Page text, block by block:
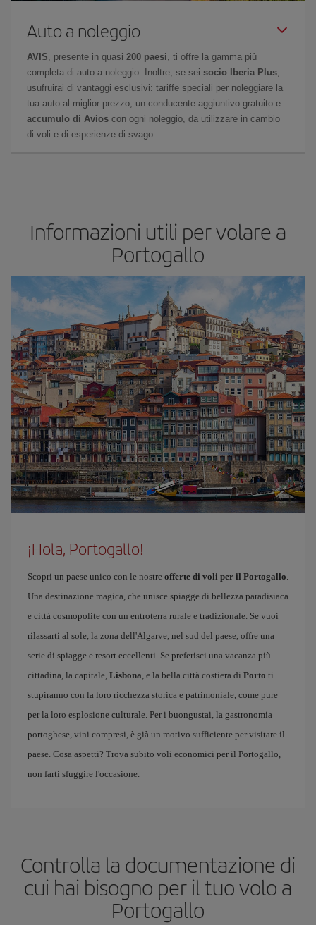
Auto a noleggio
AVIS , presente in quasi 200 paesi , ti offre la gamma più
completa di auto a noleggio. Inoltre, se sei socio Iberia Plus
usufruirai di vantaggi esclusivi: tariffe speciali per noleggiare la
tua auto al miglior prezzo, un conducente aggiuntivo gratuito e
accumulo di Avios con ogni noleggio, da utilizzare in cambio
di voli e di esperienze di svago.
Informazioni utili per volare a
Portogallo
¡Hola, Portogallo!
Scopri un paese unico con le nostre offerte di voli per il Portogallo
Una destinazione magica, che unisce spiagge di bellezza paradisiaca
e città cosmopolite con un entroterra rurale e tradizionale. Se vuoi
rilassarti al sole, la zona dell'Algarve, nel sud del paese, offre una
serie di spiagge e resort eccellenti. Se preferisci una vacanza più
cittadina, la capitale, Lisbona , e la bella città costiera di Porto ti
stupiranno con la loro ricchezza storica e patrimoniale, come pure
per la loro esplosione culturale. Per i buongustai, la gastronomia
portoghese, vini compresi, è già un motivo sufficiente per visitare il
paese. Cosa aspetti? Trova subito voli economici per il Portogallo,
non farti sfuggire l'occasione.
Controlla la documentazione di
cui hai bisogno per il tuo volo a
Portogallo